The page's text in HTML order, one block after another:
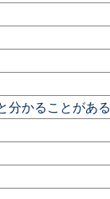
分かることがある